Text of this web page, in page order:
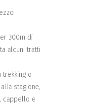
300m di
alcuni tratti
trekking o
stagione,
cappello e